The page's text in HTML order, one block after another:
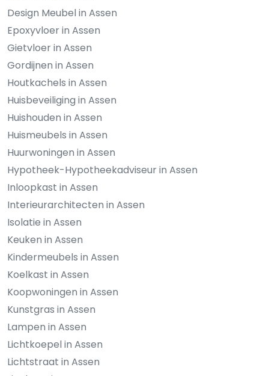
Design Meubel in Assen
Epoxyvloer in Assen
Gietvloer in Assen
Gordijnen in Assen
Houtkachels in Assen
Huisbeveiliging in Assen
Huishouden in Assen
Huismeubels in Assen
Huurwoningen in Assen
Hypotheek-Hypotheekadviseur in Assen
Inloopkast in Assen
Interieurarchitecten in Assen
Isolatie in Assen
Keuken in Assen
Kindermeubels in Assen
Koelkast in Assen
Koopwoningen in Assen
Kunstgras in Assen
Lampen in Assen
Lichtkoepel in Assen
Lichtstraat in Assen